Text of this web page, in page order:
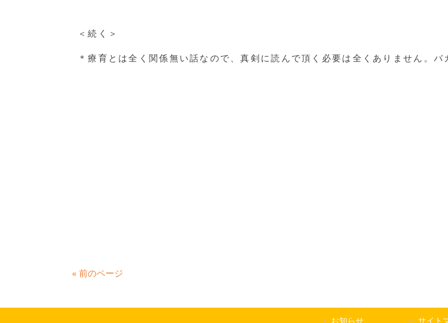
＜続く＞
＊療育とは全く関係無い話なので、真剣に読んで頂く必要は全くありません。バ
« 前のページ
お知らせ サイト